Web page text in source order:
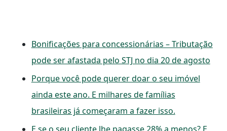
Bonificações para concessionárias – Tributação
pode ser afastada pelo STJ no dia 20 de agosto
Porque você pode querer doar o seu imóvel
ainda este ano. E milhares de famílias
brasileiras já começaram a fazer isso.